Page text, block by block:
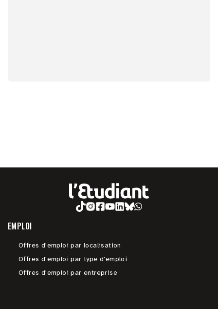
EMPLOI
Offres d'emploi par localisation
Offres d'emploi par type d'emploi
Offres d'emploi par entreprise